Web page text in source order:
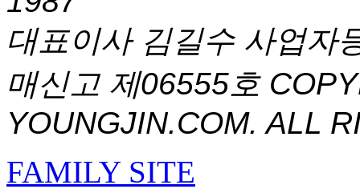
대표이사 김길수 사업자
매신고 제06555호
YOUNGJIN.COM. ALL
FAMILY SITE